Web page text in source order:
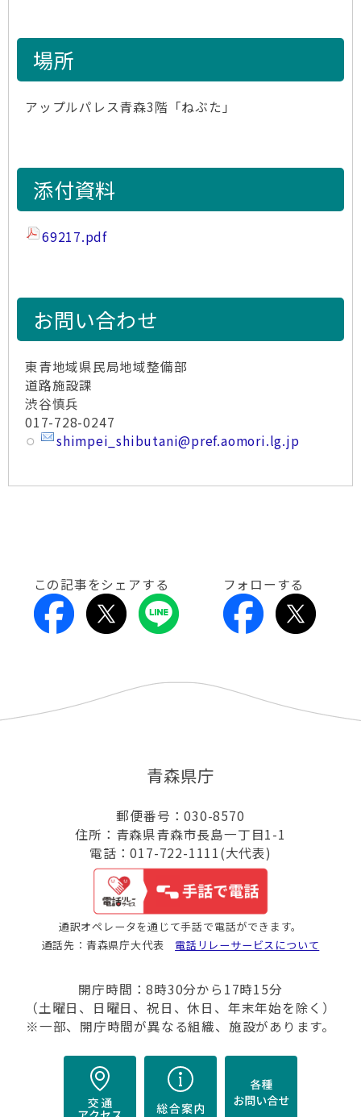
場所
アップルパレス青森3階「ねぶた」
添付資料
69217.pdf
お問い合わせ
東青地域県民局地域整備部
道路施設課
渋谷慎兵
017-728-0247
shimpei_shibutani@pref.aomori.lg.jp
この記事をシェアする フォローする
青森県庁
郵便番号：030-8570
住所：青森県青森市長島一丁目1-1
電話：017-722-1111(大代表)
通訳オペレータを通じて手話で電話ができます。
通話先：青森県庁大代表 電話リレーサービスについて
開庁時間：8時30分から17時15分
（土曜日、日曜日、祝日、休日、年末年始を除く）
※一部、開庁時間が異なる組織、施設があります。